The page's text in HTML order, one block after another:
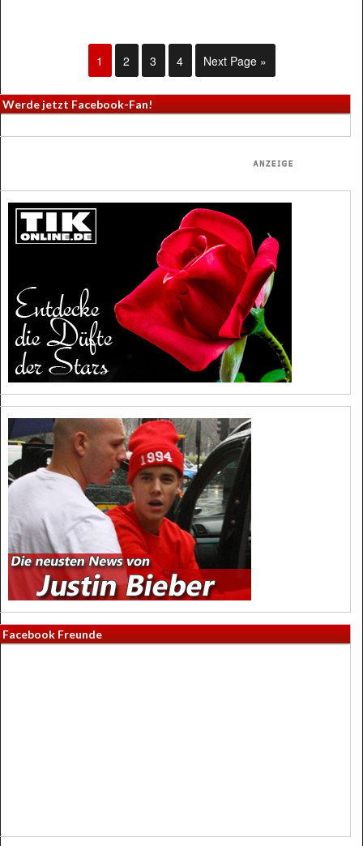
1 2 3 4 Next Page »
Werde jetzt Facebook-Fan!
Facebook Freunde